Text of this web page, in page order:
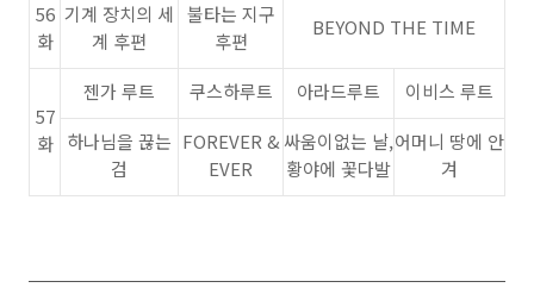
56
화
기계 장치의 세
계 후편
불타는 지구
후편
BEYOND THE TIME
57
화
젠가 루트 쿠스하루트 아라드루트
이비스 루트
하나님을 끊는
검
FOREVER &
EVER
싸움이없는 날,
황야에 꽃다발
어머니 땅에 안
겨